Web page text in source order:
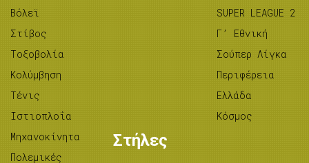
Βόλεϊ
Στίβος
Tοξοβολία
Κολύμβηση
Τένις
Ιστιοπλοΐα
Μηχανοκίνητα
Πολεμικές
SUPER LEAGUE 2
Γ’ Εθνική
Σούπερ Λίγκα
Περιφέρεια
Ελλάδα
Κόσμος
Στήλες